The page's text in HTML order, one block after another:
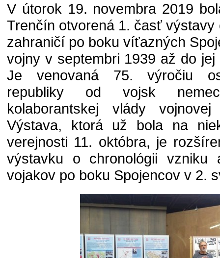
V útorok 19. novembra 2019
Trenčín otvorená 1. časť výstavy
zahraničí po boku víťazných
vojny v septembri 1939 až do
Je venovaná 75. výročiu
republiky od vojsk
kolaborantskej vlády
Výstava, ktorá už bola na
verejnosti 11. októbra, je
výstavku o chronológii vzniku
vojakov po boku Spojencov v 2.